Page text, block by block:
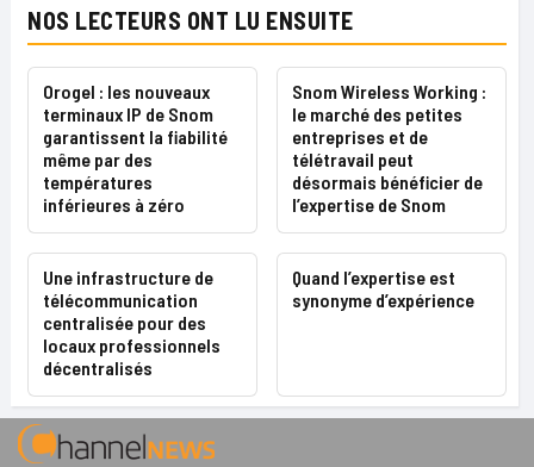
NOS LECTEURS ONT LU ENSUITE
Orogel : les nouveaux
terminaux IP de Snom
garantissent la fiabilité
même par des
températures
inférieures à zéro
Snom Wireless Working :
le marché des petites
entreprises et de
télétravail peut
désormais bénéficier de
l’expertise de Snom
Une infrastructure de
télécommunication
centralisée pour des
locaux professionnels
décentralisés
Quand l’expertise est
synonyme d’expérience